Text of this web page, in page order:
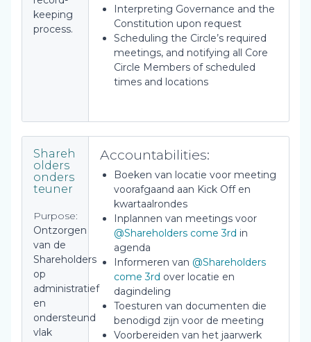
keeping
process.
Interpreting Governance and the
Constitution upon request
Scheduling the Circle’s required
meetings, and notifying all Core
Circle Members of scheduled
times and locations
Shareh
olders
onders
teuner
Purpose:
Ontzorgen
van de
Shareholders
op
administratief
en
ondersteund
vlak
Accountabilities:
Boeken van locatie voor meeting
voorafgaand aan Kick Off en
kwartaalrondes
Inplannen van meetings voor
@Shareholders come 3rd in
agenda
Informeren van @Shareholders
come 3rd over locatie en
dagindeling
Toesturen van documenten die
benodigd zijn voor de meeting
Voorbereiden van het jaarwerk